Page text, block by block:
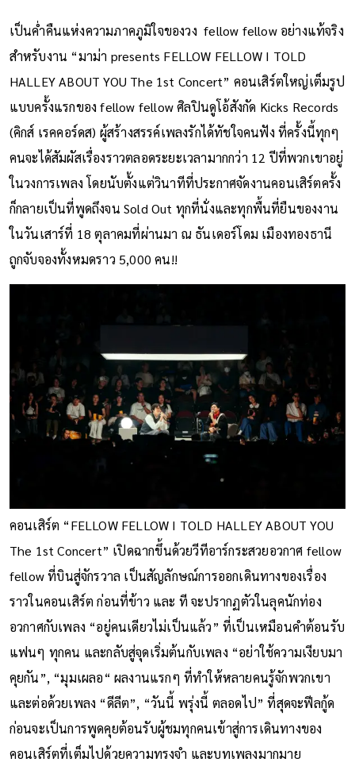
เป็นค่ำคืนแห่งความภาคภูมิใจของวง fellow fellow อย่างแท้จริง
สำหรับงาน “มาม่า presents FELLOW FELLOW I TOLD
HALLEY ABOUT YOU The 1st Concert” คอนเสิร์ตใหญ่เต็มรูป
แบบครั้งแรกของ fellow fellow ศิลปินดูโอ้สังกัด Kicks Records
(คิกส์ เรคคอร์ดส) ผู้สร้างสรรค์เพลงรักได้ทัชใจคนฟัง ที่ครั้งนี้ทุกๆ
คนจะได้สัมผัสเรื่องราวตลอดระยะเวลามากกว่า 12 ปีที่พวกเขาอยู่
ในวงการเพลง โดยนับตั้งแต่วินาทีที่ประกาศจัดงานคอนเสิร์ตครั้ง
ก็กลายเป็นที่พูดถึงจน Sold Out ทุกที่นั่งและทุกพื้นที่ยืนของงาน
ในวันเสาร์ที่ 18 ตุลาคมที่ผ่านมา ณ ธันเดอร์โดม เมืองทองธานี
ถูกจับจองทั้งหมดราว 5,000 คน!!
คอนเสิร์ต “FELLOW FELLOW I TOLD HALLEY ABOUT YOU
The 1st Concert” เปิดฉากขึ้นด้วยวีทีอาร์กระสวยอวกาศ fellow
fellow ที่บินสู่จักรวาล เป็นสัญลักษณ์การออกเดินทางของเรื่อง
ราวในคอนเสิร์ต ก่อนที่ข้าว และ ที จะปรากฏตัวในลุคนักท่อง
อวกาศกับเพลง “อยู่คนเดียวไม่เป็นแล้ว” ที่เป็นเหมือนคำต้อนรับ
แฟนๆ ทุกคน และกลับสู่จุดเริ่มต้นกับเพลง “อย่าใช้ความเงียบมา
คุยกัน”, “มุมเผลอ“ ผลงานแรกๆ ที่ทำให้หลายคนรู้จักพวกเขา
และต่อด้วยเพลง “ดีลีต”, “วันนี้ พรุ่งนี้ ตลอดไป” ที่สุดจะฟีลกู้ด
ก่อนจะเป็นการพูดคุยต้อนรับผู้ชมทุกคนเข้าสู่การเดินทางของ
คอนเสิร์ตที่เต็มไปด้วยความทรงจำ และบทเพลงมากมาย